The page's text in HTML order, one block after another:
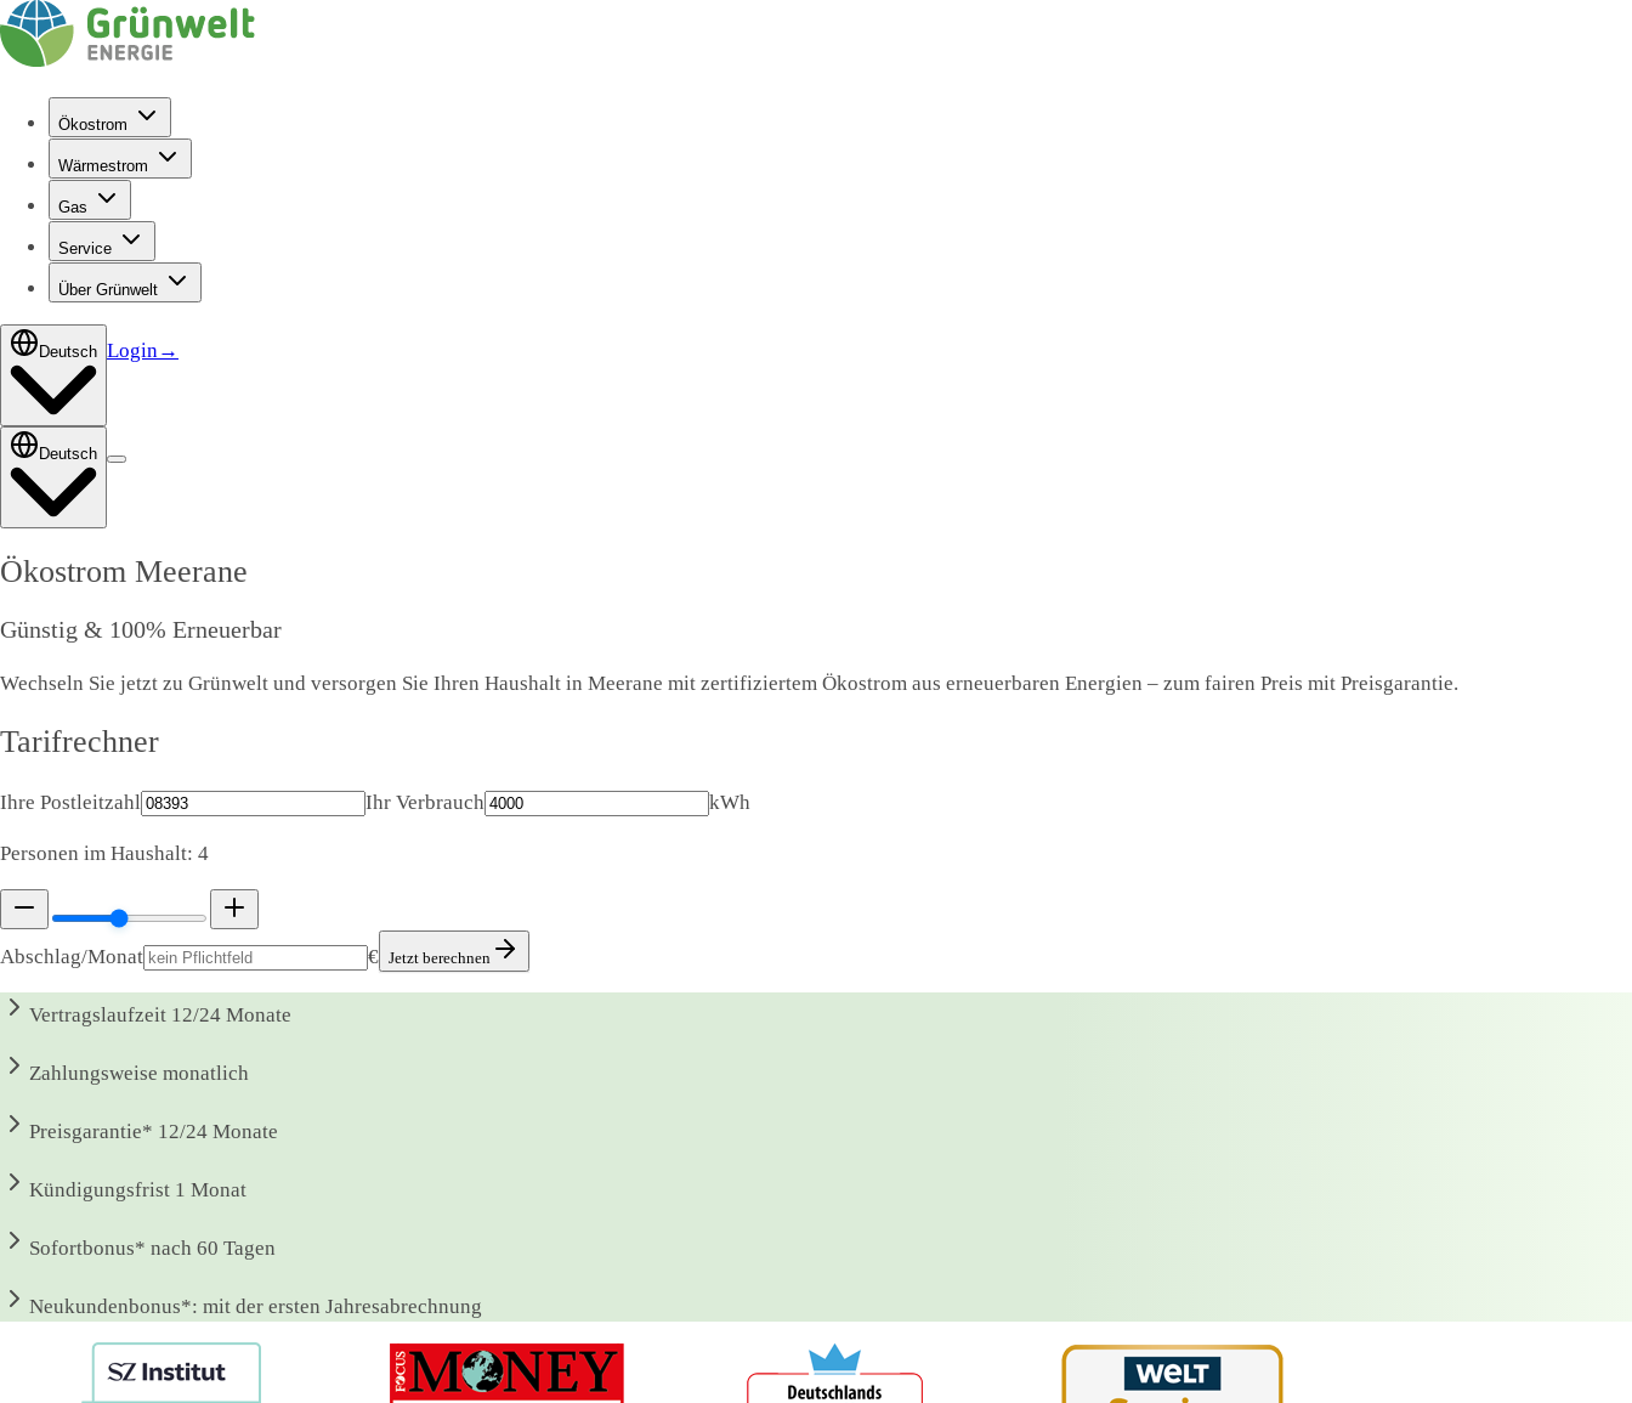
Ökostrom
Wärmestrom
Gas
Service
Über Grünwelt
Deutsch Login→
Deutsch
Ökostrom Meerane
Günstig & 100% Erneuerbar
Wechseln Sie jetzt zu Grünwelt und versorgen Sie Ihren Haushalt in Meerane mit zertifiziertem Ökostrom aus erneuerbaren Energien – zum fairen Preis mit Preisgarantie.
Tarifrechner
Ihre Postleitzahl Ihr Verbrauch kWh
Personen im Haushalt: 4
Abschlag/Monat € Jetzt berechnen
Vertragslaufzeit 12/24 Monate
Zahlungsweise monatlich
Preisgarantie* 12/24 Monate
Kündigungsfrist 1 Monat
Sofortbonus* nach 60 Tagen
Neukundenbonus*: mit der ersten Jahresabrechnung